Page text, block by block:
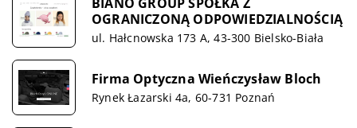
OGRANICZONĄ ODPOWIEDZIALNOŚCIĄ
ul. Hałcnowska 173 A, 43-300 Bielsko-Biała
Firma Optyczna Wieńczysław Bloch
Rynek Łazarski 4a, 60-731 Poznań